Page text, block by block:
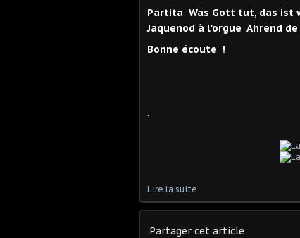
Partita Was Gott tut, das ist
Jaquenod à l'orgue Ahrend
Bonne écoute !
.
Lire la suite
Partager cet article